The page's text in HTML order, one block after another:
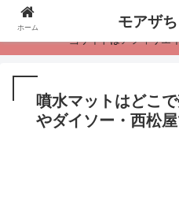
・当サイトはアフィリエ
噴水マットはどこ
やダイソー・西松
ホーム モアザ